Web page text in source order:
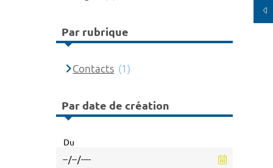
Par rubrique
Contacts (1)
Par date de création
Du